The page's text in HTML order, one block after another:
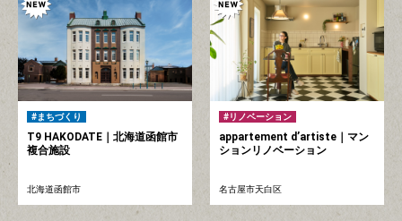
まちづくり
T9 HAKODATE｜北海道函館市
複合施設
北海道函館市
リノベーション
appartement d’artiste｜マン
ションリノベーション
名古屋市天白区